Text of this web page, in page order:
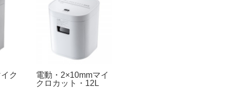
ク
電動・2×10mmマイ
クロカット・12L